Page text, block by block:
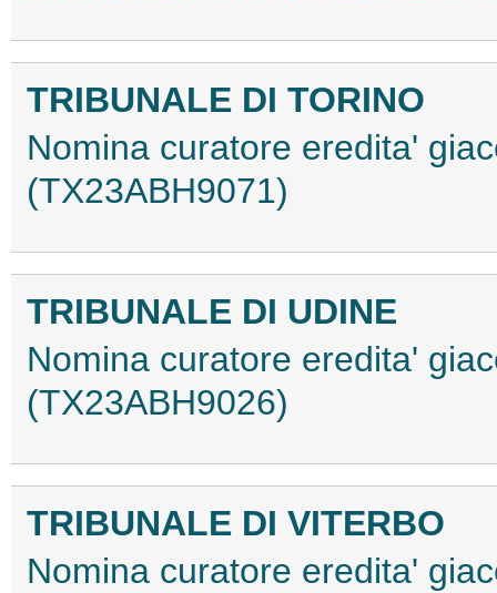
TRIBUNALE DI TORINO
Nomina curatore eredita'
(TX23ABH9071)
TRIBUNALE DI UDINE
Nomina curatore eredita'
(TX23ABH9026)
TRIBUNALE DI VITERBO
Nomina curatore eredita'